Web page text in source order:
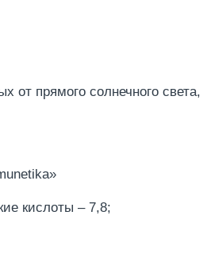
прямого солнечного
кислоты – 7,8;